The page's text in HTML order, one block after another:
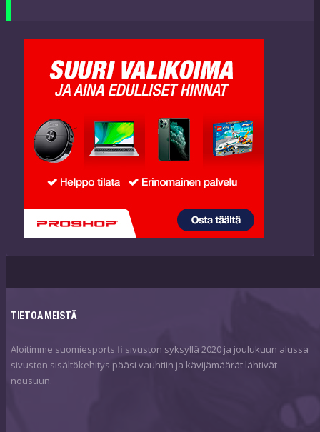
TIETOA MEISTÄ
Aloitimme suomiesports.fi sivuston syksyllä 2020 ja joulukuun alussa
sivuston sisältökehitys pääsi vauhtiin ja kävijämäärät lähtivät
nousuun.